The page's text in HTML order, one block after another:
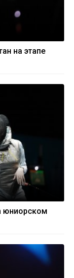
на этапе
юниорском